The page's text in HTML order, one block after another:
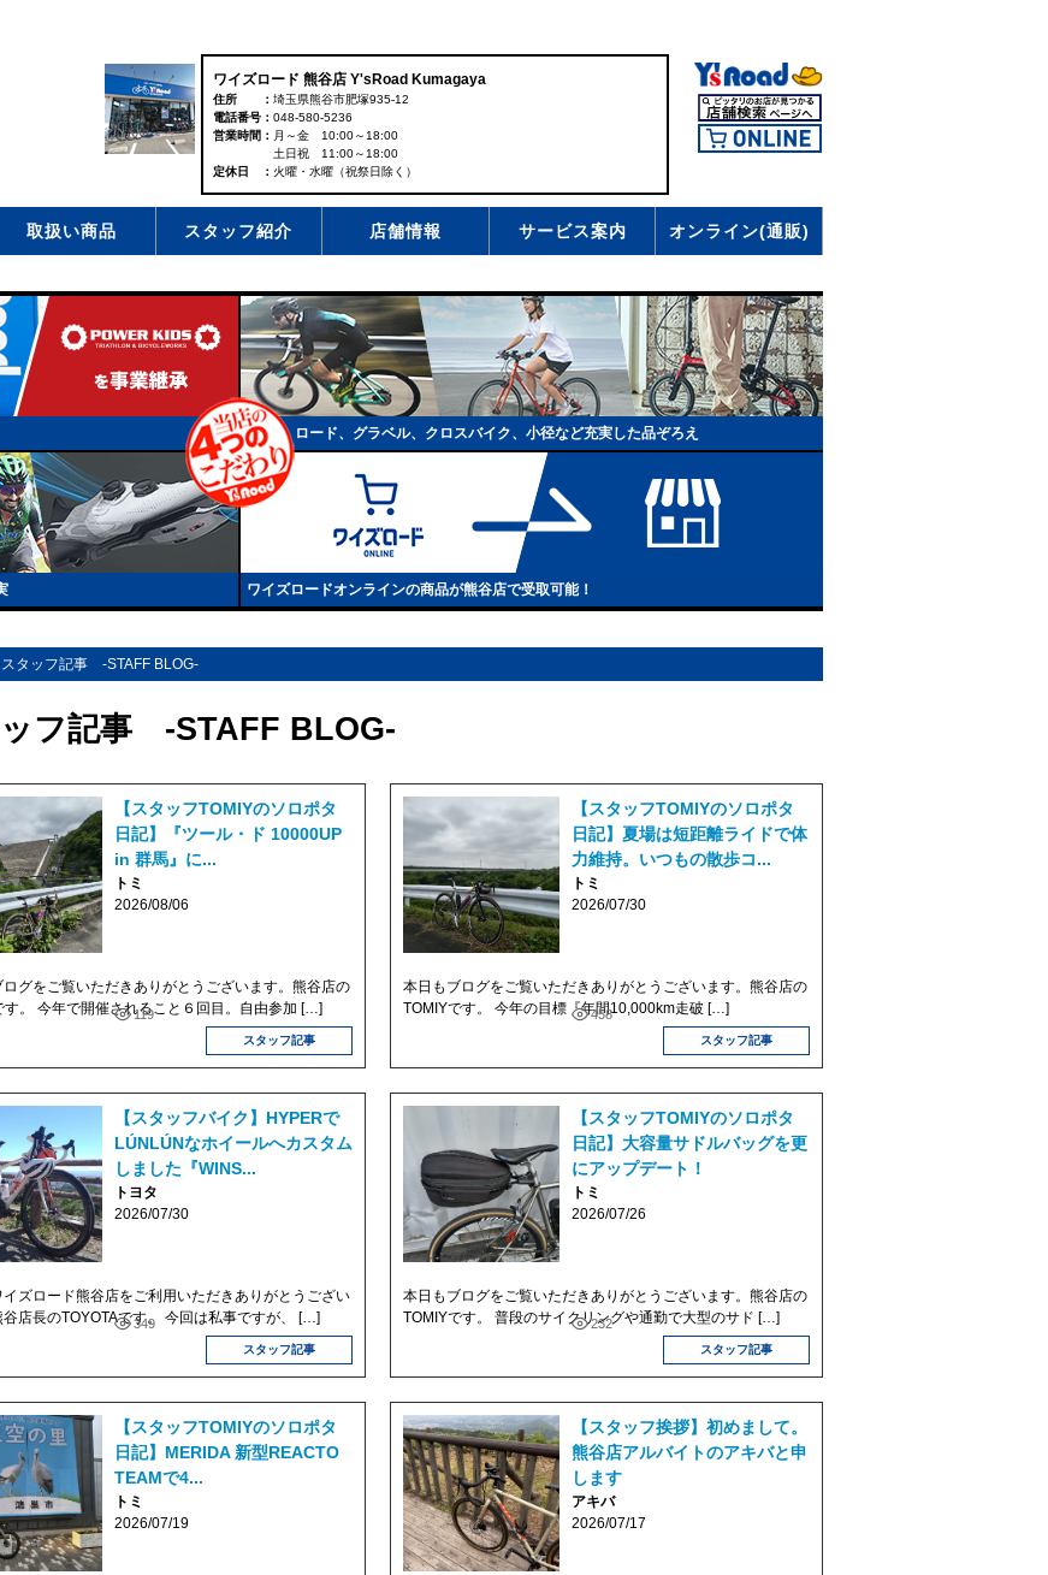
ワイズロード 熊谷店 Y'sRoad Kumagaya
住所
埼玉県熊谷市肥塚935-12
電話番号
048-580-5236
営業時間
月～金 10:00～18:00
土日祝 11:00～18:00
定休日
火曜・水曜（祝祭日除く）
取扱い商品 スタッフ紹介 店舗情報 サービス案内 オンライン(通販)
ロード、グラベル、クロスバイク、小径など充実した品ぞろえ
ワイズロードオンラインの商品が熊谷店で受取可能！
スタッフ記事 -STAFF BLOG-
フ記事 -STAFF BLOG-
【スタッフTOMIYのソロポタ
日記】『ツール・ド 10000UP
in 群馬』に...
トミ
2026/08/06
119
スタッフ記事
ログをご覧いただきありがとうございます。熊谷店の
す。 今年で開催されること６回目。自由参加 […]
【スタッフTOMIYのソロポタ
日記】夏場は短距離ライドで体
力維持。いつもの散歩コ...
トミ
2026/07/30
458
スタッフ記事
本日もブログをご覧いただきありがとうございます。熊谷店の
TOMIYです。 今年の目標『年間10,000km走破 […]
【スタッフバイク】HYPERで
LÚNLÚNなホイールへカスタム
しました『WINS...
トヨタ
2026/07/30
349
スタッフ記事
イズロード熊谷店をご利用いただきありがとうござい
谷店長のTOYOTAです。 今回は私事ですが、 […]
【スタッフTOMIYのソロポタ
日記】大容量サドルバッグを更
にアップデート！
トミ
2026/07/26
232
スタッフ記事
本日もブログをご覧いただきありがとうございます。熊谷店の
TOMIYです。 普段のサイクリングや通勤で大型のサド […]
【スタッフTOMIYのソロポタ
日記】MERIDA 新型REACTO
TEAMで4...
トミ
2026/07/19
【スタッフ挨拶】初めまして。
熊谷店アルバイトのアキバと申
します
アキバ
2026/07/17